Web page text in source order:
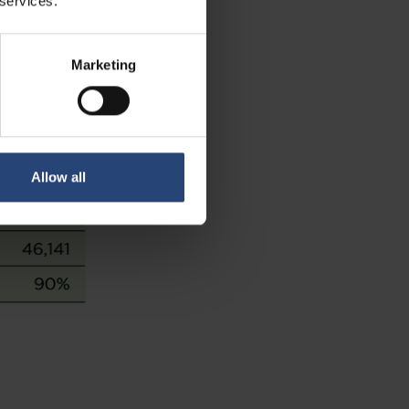
Marketing
Allow all
těchto
světě a
životní prostředí